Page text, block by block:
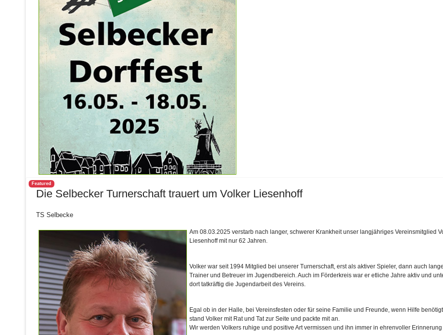
Featured
Die Selbecker Turnerschaft trauert um Volker Liesenhoff
TS Selbecke
Am 08.03.2025 verstarb nach langer, schwerer Krankheit unser langjähriges Vereinsmitglied
Liesenhoff mit nur 62 Jahren.
Volker war seit 1994 Mitglied bei unserer Turnerschaft, erst als aktiver Spieler, dann auch
Trainer und Betreuer im Jugendbereich. Auch im Förderkreis war er etliche Jahre aktiv und
dort tatkräftig die Jugendarbeit des Vereins.
Egal ob in der Halle, bei Vereinsfesten oder für seine Familie und Freunde, wenn Hilfe
stand Volker mit Rat und Tat zur Seite und packte mit an.
Wir werden Volkers ruhige und positive Art vermissen und ihn immer in ehrenvoller